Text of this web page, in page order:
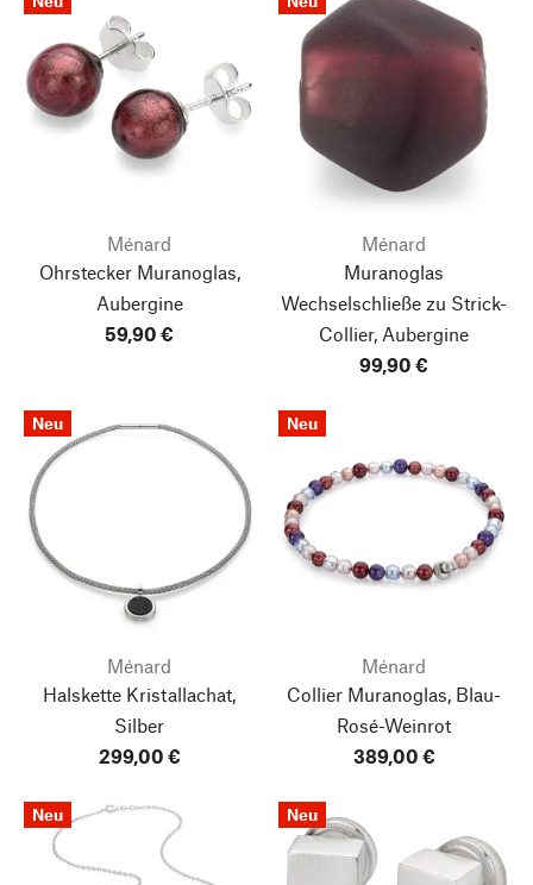
Ménard
Ohrstecker Muranoglas,
Aubergine
59,90 €
Ménard
Muranoglas
Wechselschließe zu Strick-
Collier, Aubergine
99,90 €
Neu
Ménard
Halskette Kristallachat,
Silber
299,00 €
Neu
Ménard
Collier Muranoglas, Blau-
Rosé-Weinrot
389,00 €
Neu Neu